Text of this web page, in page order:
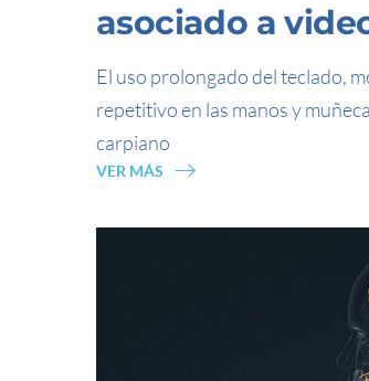
asociado a
El uso prolongado del teclado,
repetitivo en las manos y
carpiano
VER MÁS